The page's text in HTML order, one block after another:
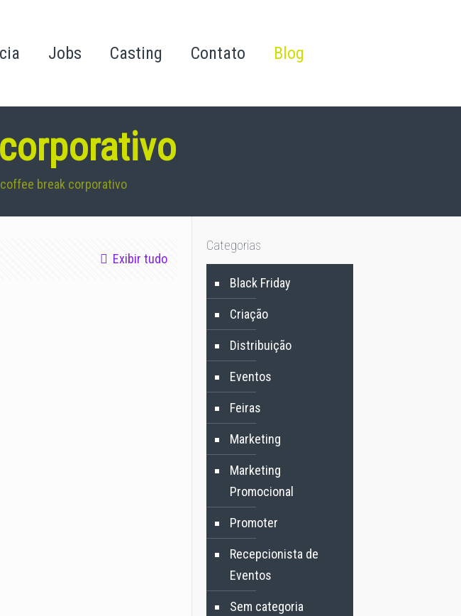
Jobs Casting Contato Blog
coffee break corporativo
Exibir tudo
Categorias
Black Friday
Criação
Distribuição
Eventos
Feiras
Marketing
Marketing
Promocional
Promoter
Recepcionista de
Eventos
Sem categoria